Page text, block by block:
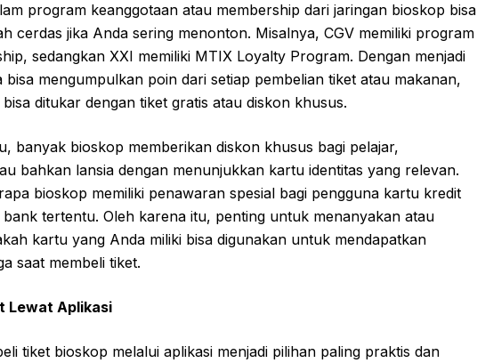
program keanggotaan atau membership dari jaringan bioskop bisa
cerdas jika Anda sering menonton. Misalnya, CGV memiliki program
sedangkan XXI memiliki MTIX Loyalty Program. Dengan menjadi
bisa mengumpulkan poin dari setiap pembelian tiket atau makanan,
ditukar dengan tiket gratis atau diskon khusus.
banyak bioskop memberikan diskon khusus bagi pelajar,
bahkan lansia dengan menunjukkan kartu identitas yang relevan.
bioskop memiliki penawaran spesial bagi pengguna kartu kredit
bank tertentu. Oleh karena itu, penting untuk menanyakan atau
kartu yang Anda miliki bisa digunakan untuk mendapatkan
saat membeli tiket.
Lewat Aplikasi
tiket bioskop melalui aplikasi menjadi pilihan paling praktis dan